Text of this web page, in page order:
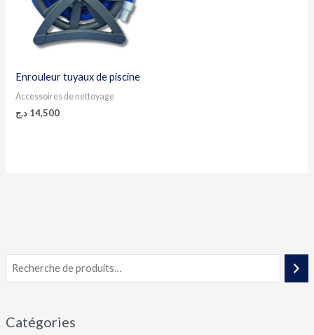
Catégories
Enrouleur tuyaux de piscine
Accessoires de nettoyage
14,500 د.ج